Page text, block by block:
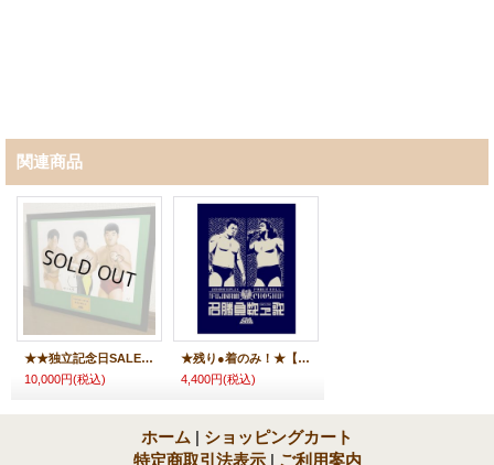
関連商品
★★独立記念日SALE！10000円引き！★“激烈FULLSWINGトーク”栄光の四天王イベント限定【メモリアルアートフレーム】
10,000円(税込)
★残り●着のみ！★【藤波＆長州】イベント限定Tシャツ
4,400円(税込)
ホーム | ショッピングカート
特定商取引法表示 | ご利用案内